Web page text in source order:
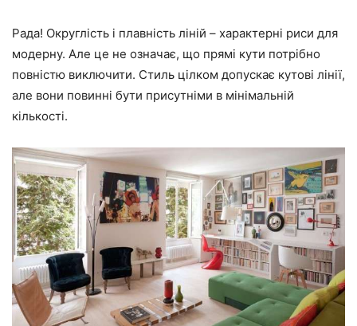
Рада! Округлість і плавність ліній – характерні риси для
модерну. Але це не означає, що прямі кути потрібно
повністю виключити. Стиль цілком допускає кутові лінії,
але вони повинні бути присутніми в мінімальній
кількості.